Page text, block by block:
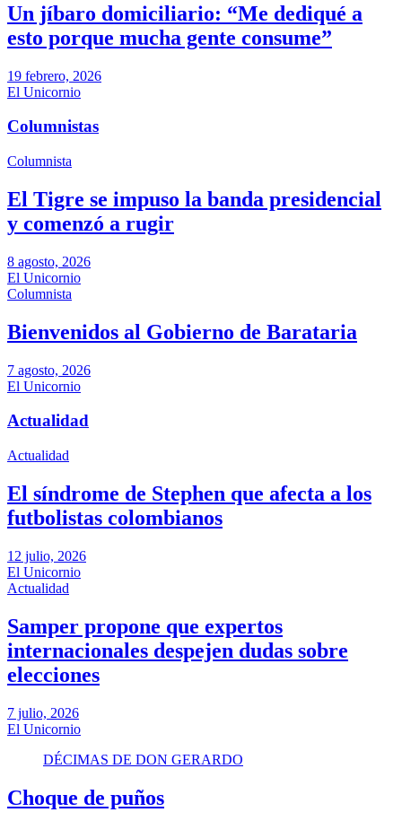
Un jíbaro domiciliario: “Me dediqué a
esto porque mucha gente consume”
19 febrero, 2026
El Unicornio
Columnistas
Columnista
El Tigre se impuso la banda presidencial
y comenzó a rugir
8 agosto, 2026
El Unicornio
Columnista
Bienvenidos al Gobierno de Barataria
7 agosto, 2026
El Unicornio
Actualidad
Actualidad
El síndrome de Stephen que afecta a los
futbolistas colombianos
12 julio, 2026
El Unicornio
Actualidad
Samper propone que expertos
internacionales despejen dudas sobre
elecciones
7 julio, 2026
El Unicornio
DÉCIMAS DE DON GERARDO
Choque de puños